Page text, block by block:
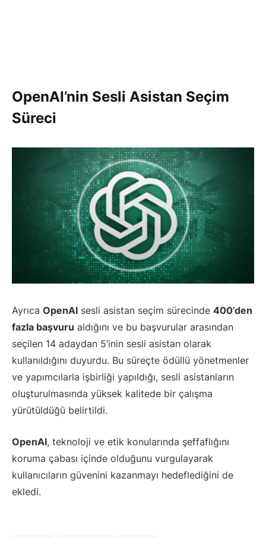
OpenAI’nin Sesli Asistan Seçim
Süreci
Ayrıca OpenAI sesli asistan seçim sürecinde 400’den
fazla başvuru aldığını ve bu başvurular arasından
seçilen 14 adaydan 5’inin sesli asistan olarak
kullanıldığını duyurdu. Bu süreçte ödüllü yönetmenler
ve yapımcılarla işbirliği yapıldığı, sesli asistanların
oluşturulmasında yüksek kalitede bir çalışma
yürütüldüğü belirtildi.
OpenAI, teknoloji ve etik konularında şeffaflığını
koruma çabası içinde olduğunu vurgulayarak
kullanıcıların güvenini kazanmayı hedeflediğini de
ekledi.